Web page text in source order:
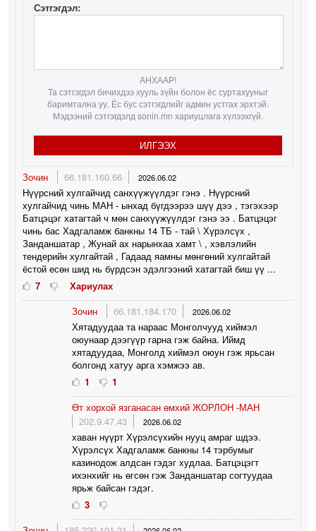
Сэтгэгдэл:
АНХААР!
Та сэтгэгдэл бичихдээ хууль зүйн болон ёс суртахууныг
баримтална уу. Ёс бус сэтгэгдлийг админ устгах эрхтэй.
Мэдээний сэтгэгдэлд sonin.mn хариуцлага хүлээхгүй.
ИЛГЭЭХ
Зочин 66.181.160.66 2026.06.02
Нүүрсний хулгайчид санхүүжүүлдэг гэнэ . Нүүрсний
хулгайчид чинь МАН - ынхад бүгдээрээ шүү дээ , тэгэхээр
Батцэцэг хатагтай ч мөн санхүүжүүлдэг гэнэ ээ . Батцэцэг
чинь бас Хадгаламж банкны 14 ТБ - тай \ Хүрэлсүх ,
Занданшатар , Жунай ах нарынхаа хамт \ , хэвлэлийн
тендерийн хулгайтай , Гадаад яамны мөнгөний хулгайтай
ёстой есөн шид нь бүрдсэн эдэлгээний хатагтай биш үү ...
7
Хариулах
Зочин
66.181.184.170 2026.06.02
Хятадуудаа та нараас Монголчууд хиймэл
оюунаар дээгүүр гарна гэж байна. Иймд
хятадуудаа, Монголд хиймэл оюун гэж ярьсан
болгонд хатуу арга хэмжээ ав.
1
1
Өт хорхой язганасан өмхий ЖОРЛОН -МАН
202.9.47.43
2026.06.02
хаван нүүрт Хүрэлсүхийн нууц амраг шдээ.
Хүрэлсүх Хадгаламж банкны 14 тэрбумыг
казинодож алдсан гэдэг худлаа. Батцэцэгт
ихэнхийг нь өгсөн гэж Занданшатар согтуудаа
ярьж байсан гэдэг.
3